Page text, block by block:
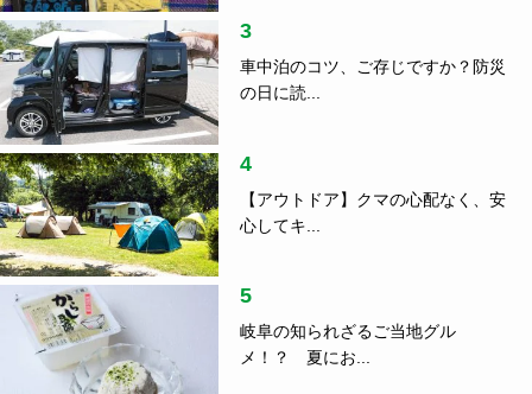
3
車中泊のコツ、ご存じですか？防災
の日に読...
4
【アウトドア】クマの心配なく、安
心してキ...
5
岐阜の知られざるご当地グル
メ！？ 夏にお...